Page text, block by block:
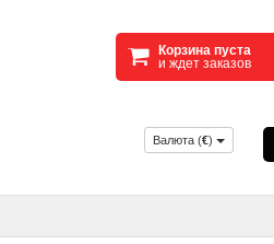
Корзина пуста
и ждет заказов
Валюта (€)